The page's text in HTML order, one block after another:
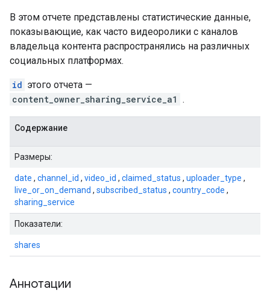
В этом отчете представлены статистические данные,
показывающие, как часто видеоролики с каналов
владельца контента распространялись на различных
социальных платформах.
id этого отчета —
content_owner_sharing_service_a1 .
Содержание
Размеры:
date , channel_id , video_id , claimed_status , uploader_type ,
live_or_on_demand , subscribed_status , country_code ,
sharing_service
Показатели:
shares
Аннотации